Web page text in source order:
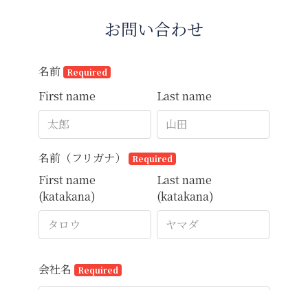
お問い合わせ
名前 Required
Last name
First name
名前（フリガナ） Required
Last name
(katakana)
First name
(katakana)
会社名 Required